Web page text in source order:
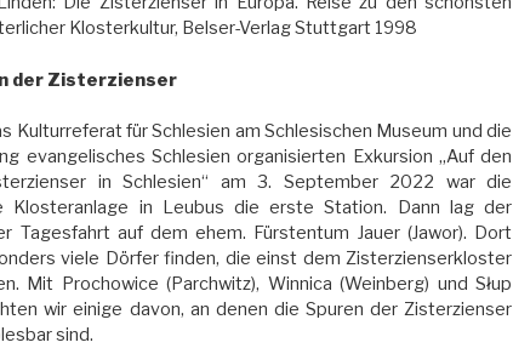
Klosterkultur, Belser-Verlag Stuttgart 1998
der Zisterzienser
Kulturreferat für Schlesien am Schlesischen Museum und die
evangelisches Schlesien organisierten Exkursion „Auf den
in Schlesien“ am 3. September 2022 war die
Klosteranlage in Leubus die erste Station. Dann lag der
Tagesfahrt auf dem ehem. Fürstentum Jauer (Jawor). Dort
viele Dörfer finden, die einst dem Zisterzienserkloster
Mit Prochowice (Parchwitz), Winnica (Weinberg) und Słup
wir einige davon, an denen die Spuren der Zisterzienser
sind.